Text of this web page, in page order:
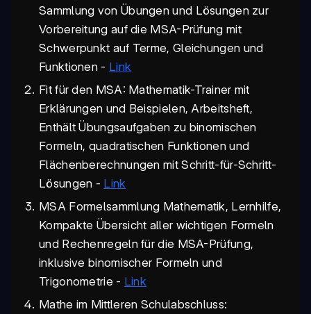
Sammlung von Übungen und Lösungen zur
Vorbereitung auf die MSA-Prüfung mit
Schwerpunkt auf Terme, Gleichungen und
Funktionen - Link
Fit für den MSA: Mathematik-Trainer mit
Erklärungen und Beispielen, Arbeitsheft,
Enthält Übungsaufgaben zu binomischen
Formeln, quadratischen Funktionen und
Flächenberechnungen mit Schritt-für-Schritt-
Lösungen - Link
MSA Formelsammlung Mathematik, Lernhilfe,
Kompakte Übersicht aller wichtigen Formeln
und Rechenregeln für die MSA-Prüfung,
inklusive binomischer Formeln und
Trigonometrie - Link
Mathe im Mittleren Schulabschluss: